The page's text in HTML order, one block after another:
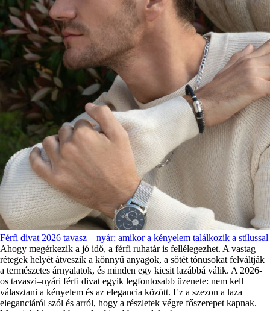
Férfi divat 2026 tavasz – nyár: amikor a kényelem találkozik a stílussal
Ahogy megérkezik a jó idő, a férfi ruhatár is fellélegezhet. A vastag
rétegek helyét átveszik a könnyű anyagok, a sötét tónusokat felváltják
a természetes árnyalatok, és minden egy kicsit lazábbá válik. A 2026-
os tavaszi–nyári férfi divat egyik legfontosabb üzenete: nem kell
választani a kényelem és az elegancia között. Ez a szezon a laza
eleganciáról szól és arról, hogy a részletek végre főszerepet kapnak.